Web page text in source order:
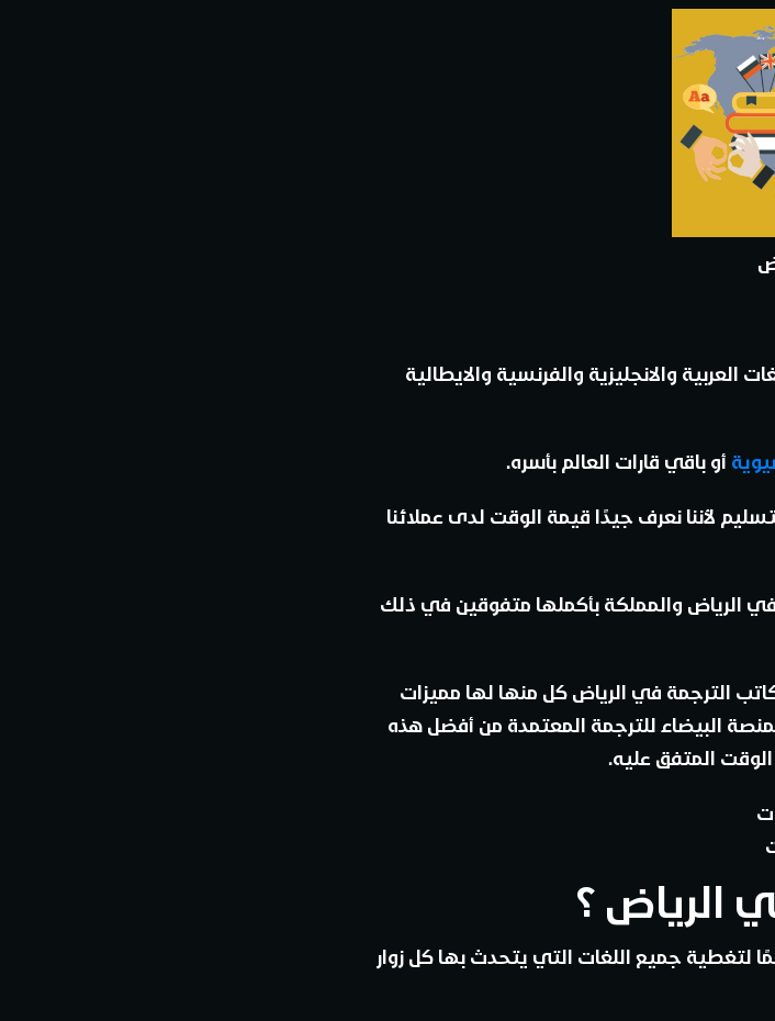
والانجليزية والفرنسية والايطالية
أو باقي قارات العالم بأسره.
لأننا نعرف جيدًا قيمة الوقت لدى عملائنا
الرياض والمملكة بأكملها متفوقين في ذلك
الترجمة في الرياض كل منها لها مميزات
البيضاء للترجمة المعتمدة من أفضل هذه
المتفق عليه.
الرياض ؟
لتغطية جميع اللغات التي يتحدث بها كل زوار